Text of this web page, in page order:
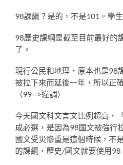
98課綱？是的，不是101。學
98歷史課綱是截至目前最好的
了。
現行公民和地理，原本也是98
被拉下來而延後一年，所以正
（99─>違調）
今天國文科文言文比例超高，
成必選，是因為98國文被強行
國文受災慘重是這個時候，不
的課綱，歷史/國文就要使用98